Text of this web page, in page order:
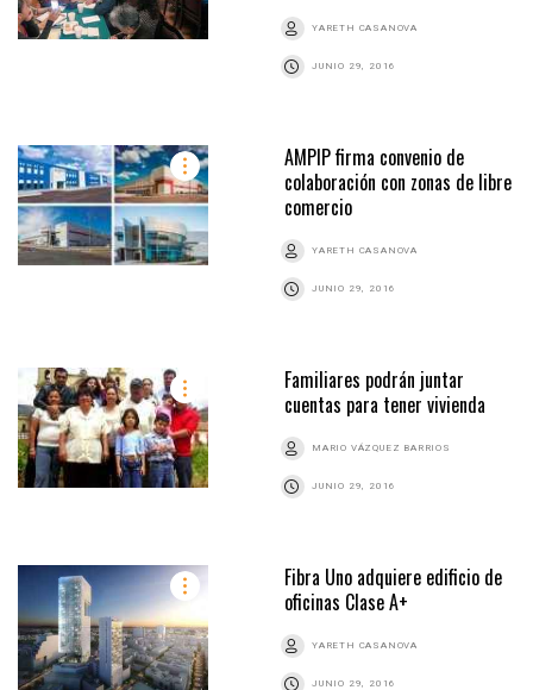
YARETH CASANOVA
JUNIO 29, 2016
AMPIP firma convenio de
colaboración con zonas de libre
comercio
YARETH CASANOVA
JUNIO 29, 2016
Familiares podrán juntar
cuentas para tener vivienda
MARIO VÁZQUEZ BARRIOS
JUNIO 29, 2016
Fibra Uno adquiere edificio de
oficinas Clase A+
YARETH CASANOVA
JUNIO 29, 2016